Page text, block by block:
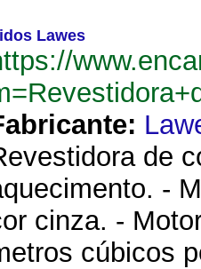
Lawes
de
-
cinza. -
cúbicos